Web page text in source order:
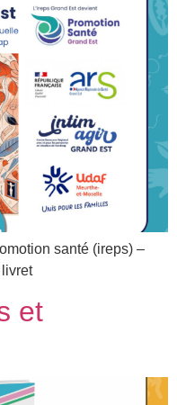
santé (ireps) –
et